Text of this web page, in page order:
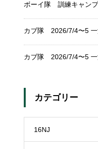
ボーイ隊 訓練キャンプ
カブ隊 2026/7/4〜5 一
カブ隊 2026/7/4〜5 一
カテゴリー
16NJ